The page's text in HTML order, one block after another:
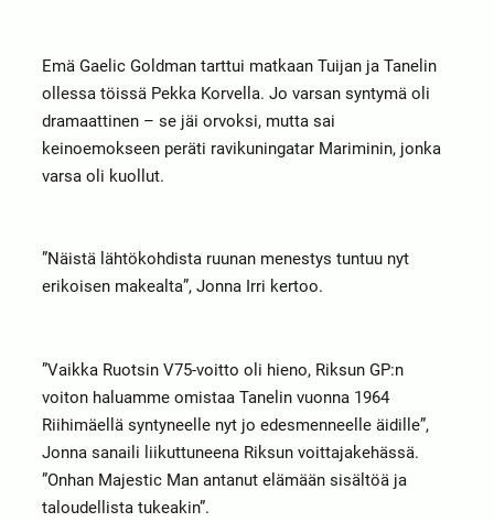
Emä Gaelic Goldman tarttui matkaan Tuijan ja Tanelin
ollessa töissä Pekka Korvella. Jo varsan syntymä oli
dramaattinen – se jäi orvoksi, mutta sai
keinoemokseen peräti ravikuningatar Mariminin, jonka
varsa oli kuollut.
”Näistä lähtökohdista ruunan menestys tuntuu nyt
erikoisen makealta”, Jonna Irri kertoo.
”Vaikka Ruotsin V75-voitto oli hieno, Riksun GP:n
voiton haluamme omistaa Tanelin vuonna 1964
Riihimäellä syntyneelle nyt jo edesmenneelle äidille”,
Jonna sanaili liikuttuneena Riksun voittajakehässä.
”Onhan Majestic Man antanut elämään sisältöä ja
taloudellista tukeakin”.